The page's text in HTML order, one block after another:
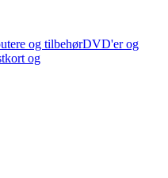
og tilbehørDVD'er og
og